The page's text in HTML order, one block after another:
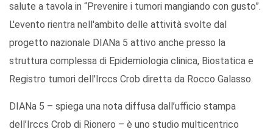
salute a tavola in “Prevenire i tumori mangiando con gusto”.
L'evento rientra nell'ambito delle attività svolte dal
progetto nazionale DIANa 5 attivo anche presso la
struttura complessa di Epidemiologia clinica, Biostatica e
Registro tumori dell'Irccs Crob diretta da Rocco Galasso.
DIANa 5 – spiega una nota diffusa dall’ufficio stampa
dell’Irccs Crob di Rionero – è uno studio multicentrico